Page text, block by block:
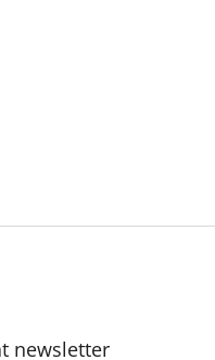
newsletter